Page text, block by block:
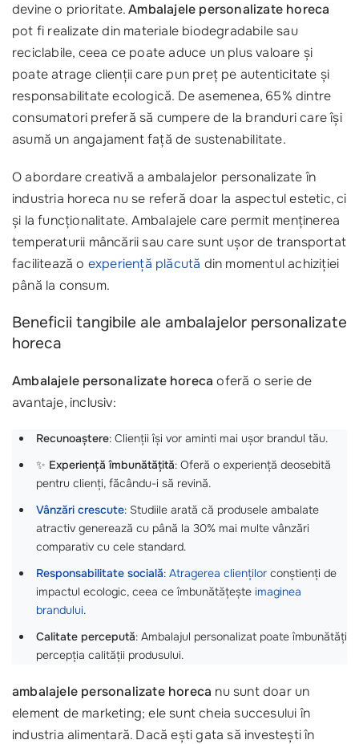
devine o prioritate.Ambalajele personalizate horeca
pot fi realizate din materiale biodegradabile sau
reciclabile, ceea ce poate aduce un plus valoare și
poate atrage clienții care pun preț pe autenticitate și
responsabilitate ecologică. De asemenea, 65% dintre
consumatori preferă să cumpere de la branduri care își
asumă un angajament față de sustenabilitate.
O abordare creativă a ambalajelor personalizate în
industria horeca nu se referă doar la aspectul estetic, ci
și la funcționalitate. Ambalajele care permit menținerea
temperaturii mâncării sau care sunt ușor de transportat
facilitează o experiență plăcută din momentul achiziției
până la consum.
Beneficii tangibile ale ambalajelor personalizate
horeca
Ambalajele personalizate horeca oferă o serie de
avantaje, inclusiv:
Recunoaștere: Clienții își vor aminti mai ușor brandul tău.
✨ Experiență îmbunătățită: Oferă o experiență deosebită
pentru clienți, făcându-i să revină.
Vânzări crescute: Studiile arată că produsele ambalate
atractiv generează cu până la 30% mai multe vânzări
comparativ cu cele standard.
Responsabilitate socială: Atragerea clienților conștienți de
impactul ecologic, ceea ce îmbunătățește imaginea
brandului.
Calitate percepută: Ambalajul personalizat poate îmbunătăți
percepția calității produsului.
ambalajele personalizate horeca nu sunt doar un
element de marketing; ele sunt cheia succesului în
industria alimentară. Dacă ești gata să investești în